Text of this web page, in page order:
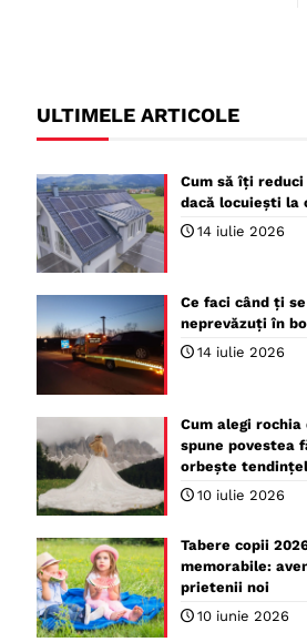
ULTIMELE ARTICOLE
Cum să îți
dacă locuiești la
14 iulie 2026
Ce faci când ți
neprevăzuți în
14 iulie 2026
Cum alegi
spune povestea
orbește
10 iulie 2026
Tabere copii
memorabile:
prietenii noi
10 iunie 2026